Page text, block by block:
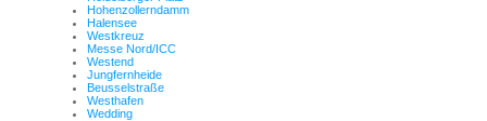
Hohenzollerndamm
Halensee
Westkreuz
Messe Nord/ICC
Westend
Jungfernheide
Beusselstraße
Westhafen
Wedding